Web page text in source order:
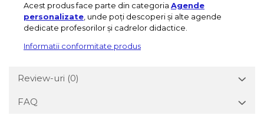
Acest produs face parte din categoria Agende
personalizate , unde poți descoperi și alte agende
dedicate profesorilor și cadrelor didactice.
Informatii conformitate produs
Review-uri (0)
FAQ